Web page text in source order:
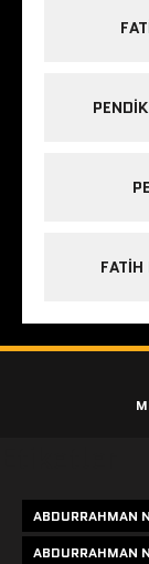
FATIH
ABDURRAHMAN
ABDURRAHMAN